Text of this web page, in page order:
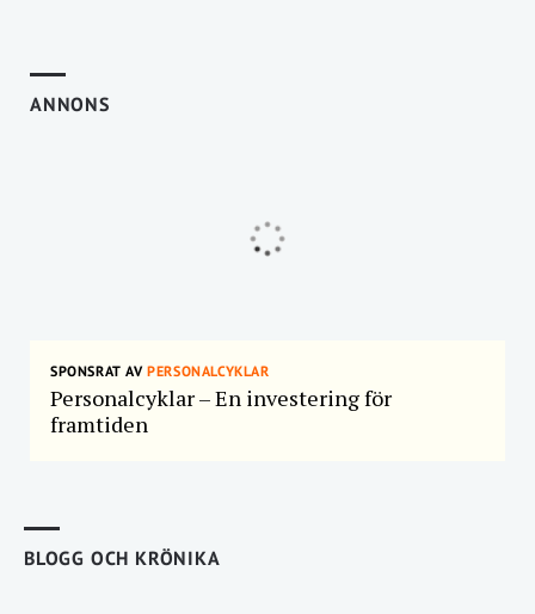
ANNONS
SPONSRAT AVPERSONALCYKLAR
Personalcyklar – En investering för
framtiden
BLOGG OCH KRÖNIKA